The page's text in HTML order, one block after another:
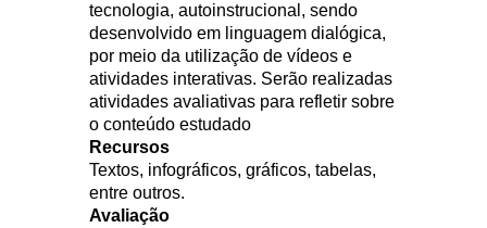
tecnologia, autoinstrucional, sendo
desenvolvido em linguagem dialógica,
por meio da utilização de vídeos e
atividades interativas. Serão realizadas
atividades avaliativas para refletir sobre
o conteúdo estudado
Recursos
Textos, infográficos, gráficos, tabelas,
entre outros.
Avaliação